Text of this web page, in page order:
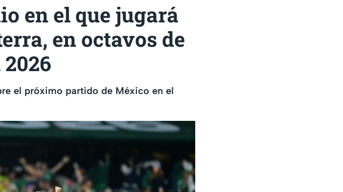
en el que jugará
en octavos de
el próximo partido de México en el